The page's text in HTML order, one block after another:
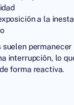
a la
suelen
interrupción, lo
forma reactiva.